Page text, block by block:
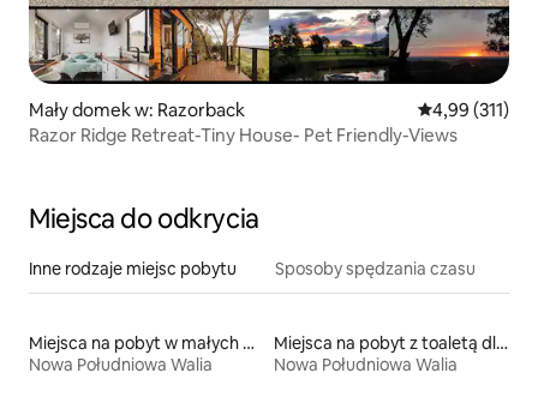
Mały domek w: Razorback Średnia
4,99 (311)
Razor Ridge Retreat-Tiny House- Pet Friendly-Views
Miejsca do odkrycia
Inne rodzaje miejsc pobytu Sposoby spędzania czasu
Miejsca na pobyt w małych domkach
Nowa Południowa Walia
Miejsca na pobyt z toaletą dla osoby z niepełnosprawnością
Nowa Południowa Walia